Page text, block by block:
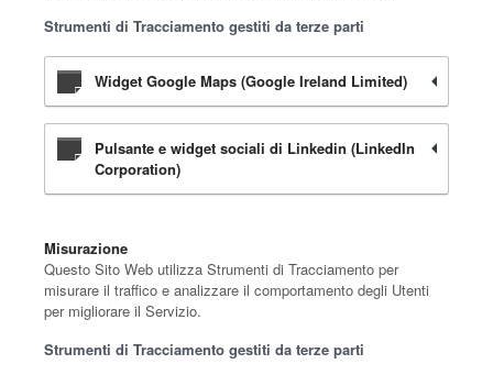
Strumenti di Tracciamento gestiti da terze parti
Widget Google Maps (Google Ireland Limited)
Pulsante e widget sociali di Linkedin (LinkedIn
Corporation)
Misurazione
Questo Sito Web utilizza Strumenti di Tracciamento per
misurare il traffico e analizzare il comportamento degli Utenti
per migliorare il Servizio.
Strumenti di Tracciamento gestiti da terze parti